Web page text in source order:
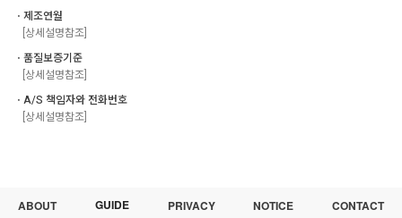
ㆍ제조연월
[상세설명참조]
ㆍ품질보증기준
[상세설명참조]
ㆍA/S 책임자와 전화번호
[상세설명참조]
ABOUT GUIDE PRIVACY NOTICE CONTACT